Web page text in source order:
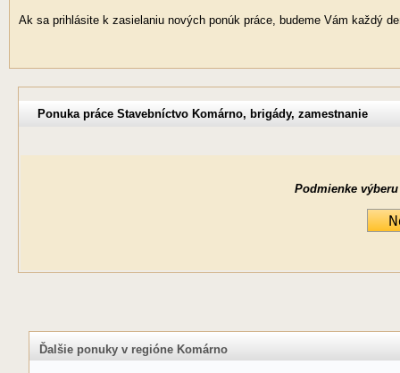
Ak sa prihlásite k zasielaniu nových ponúk práce, budeme Vám každý
Ponuka práce Stavebníctvo Komárno, brigády, zamestnanie
Podmienke výberu
Ďalšie ponuky v regióne Komárno